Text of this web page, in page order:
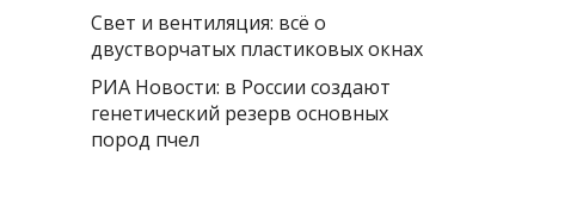
Свет и вентиляция: всё о
двустворчатых пластиковых окнах
РИА Новости: в России создают
генетический резерв основных
пород пчел